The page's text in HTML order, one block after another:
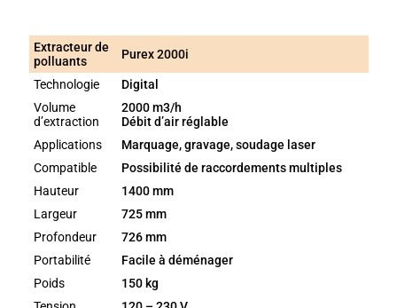
Extracteur de
polluants
Purex 2000i
Technologie
Digital
Volume
d’extraction
2000 m3/h
Débit d’air réglable
Applications
Marquage, gravage, soudage laser
Compatible
Possibilité de raccordements multiples
Hauteur
1400 mm
Largeur
725 mm
Profondeur
726 mm
Portabilité
Facile à déménager
Poids
150 kg